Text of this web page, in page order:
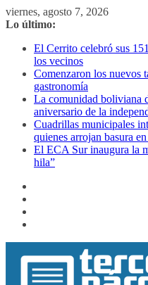
Saltar
al
viernes, agosto 7, 2026
Lo último:
El Cerrito celebró sus
los vecinos
Comenzaron los nuevos
gastronomía
La comunidad boliviana
aniversario de la
Cuadrillas municipales
quienes arrojan basura
El ECA Sur inaugura la
hila”